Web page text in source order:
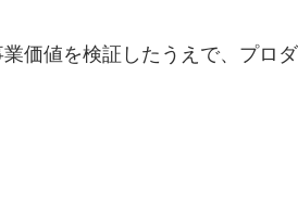
価値を検証したうえで、プロ